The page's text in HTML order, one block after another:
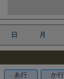
日 月
あ行 か行